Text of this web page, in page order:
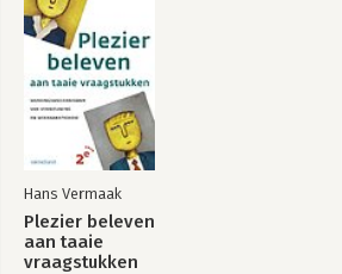
Hans Vermaak
Plezier beleven
aan taaie
vraagstukken